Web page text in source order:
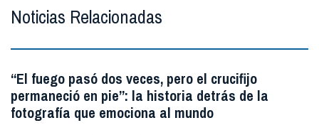
Noticias Relacionadas
“El fuego pasó dos veces, pero el crucifijo
permaneció en pie”: la historia detrás de la
fotografía que emociona al mundo